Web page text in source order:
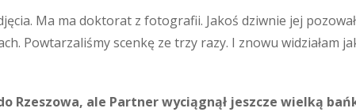
Ma ma doktorat z fotografii. Jakoś dziwnie jej
Powtarzaliśmy scenkę ze trzy razy. I znowu widziałam
Rzeszowa, ale Partner wyciągnął jeszcze wielką